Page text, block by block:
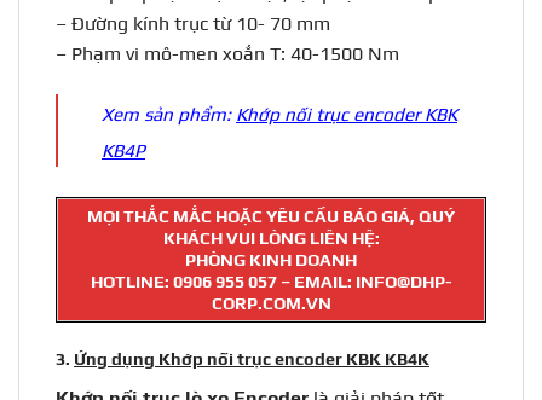
– Đường kính trục từ 10- 70 mm
– Phạm vi mô-men xoắn T: 40-1500 Nm
Xem sản phẩm: Khớp nối trục encoder KBK
KB4P
MỌI THẮC MẮC HOẶC YÊU CẦU BÁO GIÁ, QUÝ
KHÁCH VUI LÒNG LIÊN HỆ:
PHÒNG KINH DOANH
HOTLINE: 0906 955 057– EMAIL: INFO@DHP-
CORP.COM.VN
3. Ứng dụng Khớp nối trục encoder KBK KB4K